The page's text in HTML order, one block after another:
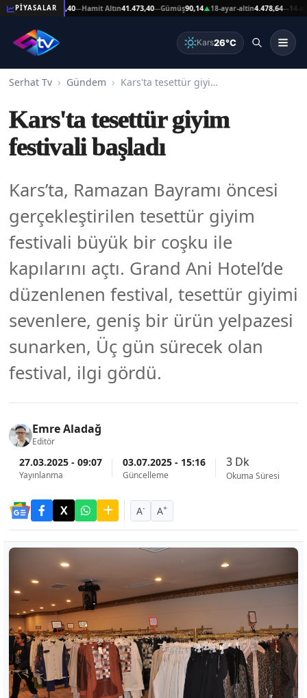
PİYASALAR
Altın41.473,40— Hamit Altın41.473,40—Gümüş90,14▲18-ayar-altin4.478,64—14-ayar-
Kars26°C
Serhat Tv Gündem Kars'ta tesettür giyim festivali başladı
Kars'ta tesettür giyim
festivali başladı
Kars’ta, Ramazan Bayramı öncesi
gerçekleştirilen tesettür giyim
festivali büyük bir coşku ile
kapılarını açtı. Grand Ani Hotel’de
düzenlenen festival, tesettür giyimi
sevenlere, geniş bir ürün yelpazesi
sunarken, Üç gün sürecek olan
festival, ilgi gördü.
Emre Aladağ
Editör
27.03.2025 - 09:07
Yayınlanma
03.07.2025 - 15:16
Güncelleme
3 Dk
Okuma Süresi
A- A+